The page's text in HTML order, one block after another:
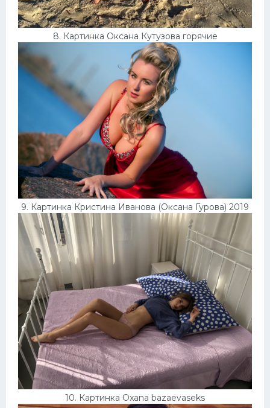
8. Картинка Оксана Кутузова горячие
9. Картинка Кристина Иванова (Оксана Гурова) 2019
10. Картинка Oxana bazaevaseks